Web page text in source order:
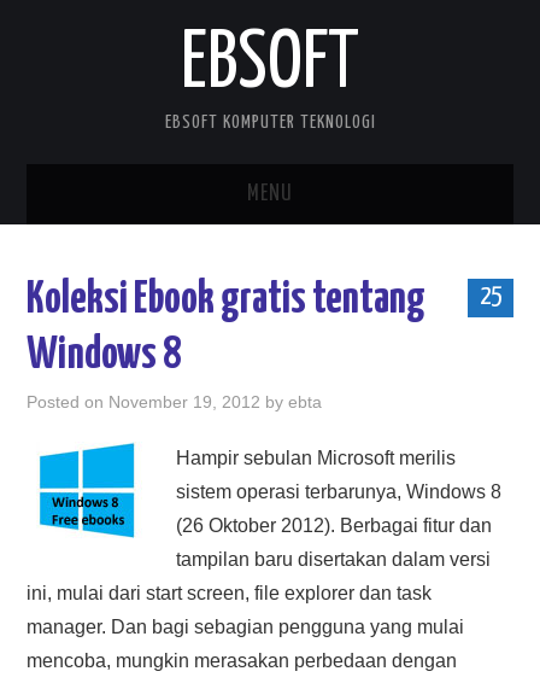
EBSOFT
EBSOFT KOMPUTER TEKNOLOGI
MENU
DOWNLOADS
DELPHI STUFF
ABOUT ME
HASIL PENCARIAN
25
Koleksi Ebook gratis tentang
Windows 8
Posted on November 19, 2012 byebta
Hampir sebulan Microsoft merilis
sistem operasi terbarunya, Windows 8
(26 Oktober 2012). Berbagai fitur dan
tampilan baru disertakan dalam versi
ini, mulai dari start screen, file explorer dan task
manager. Dan bagi sebagian pengguna yang mulai
mencoba, mungkin merasakan perbedaan dengan